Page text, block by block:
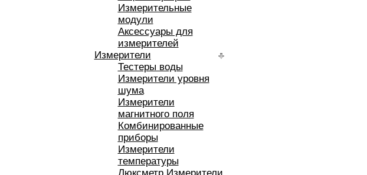
Измерительные
модули
Аксессуары для
измерителей
Измерители
Тестеры воды
Измерители уровня
шума
Измерители
магнитного поля
Комбинированные
приборы
Измерители
температуры